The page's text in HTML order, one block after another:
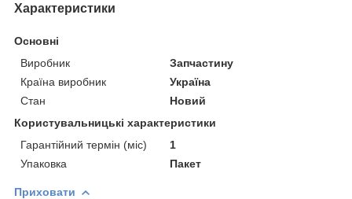
Характеристики
Основні
Виробник
Запчастину
Країна виробник
Україна
Стан
Новий
Користувальницькі характеристики
Гарантійний термін (міс)
1
Упаковка
Пакет
Приховати